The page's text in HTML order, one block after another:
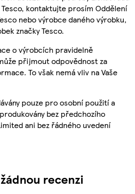
kontaktujte prosím Oddělení
nebo výrobce daného výrobku,
značky Tesco.
o výrobcích pravidelně
přijmout odpovědnost za
To však nemá vliv na Vaše
pouze pro osobní použití a
bez předchozího
ani bez řádného uvedení
recenzi